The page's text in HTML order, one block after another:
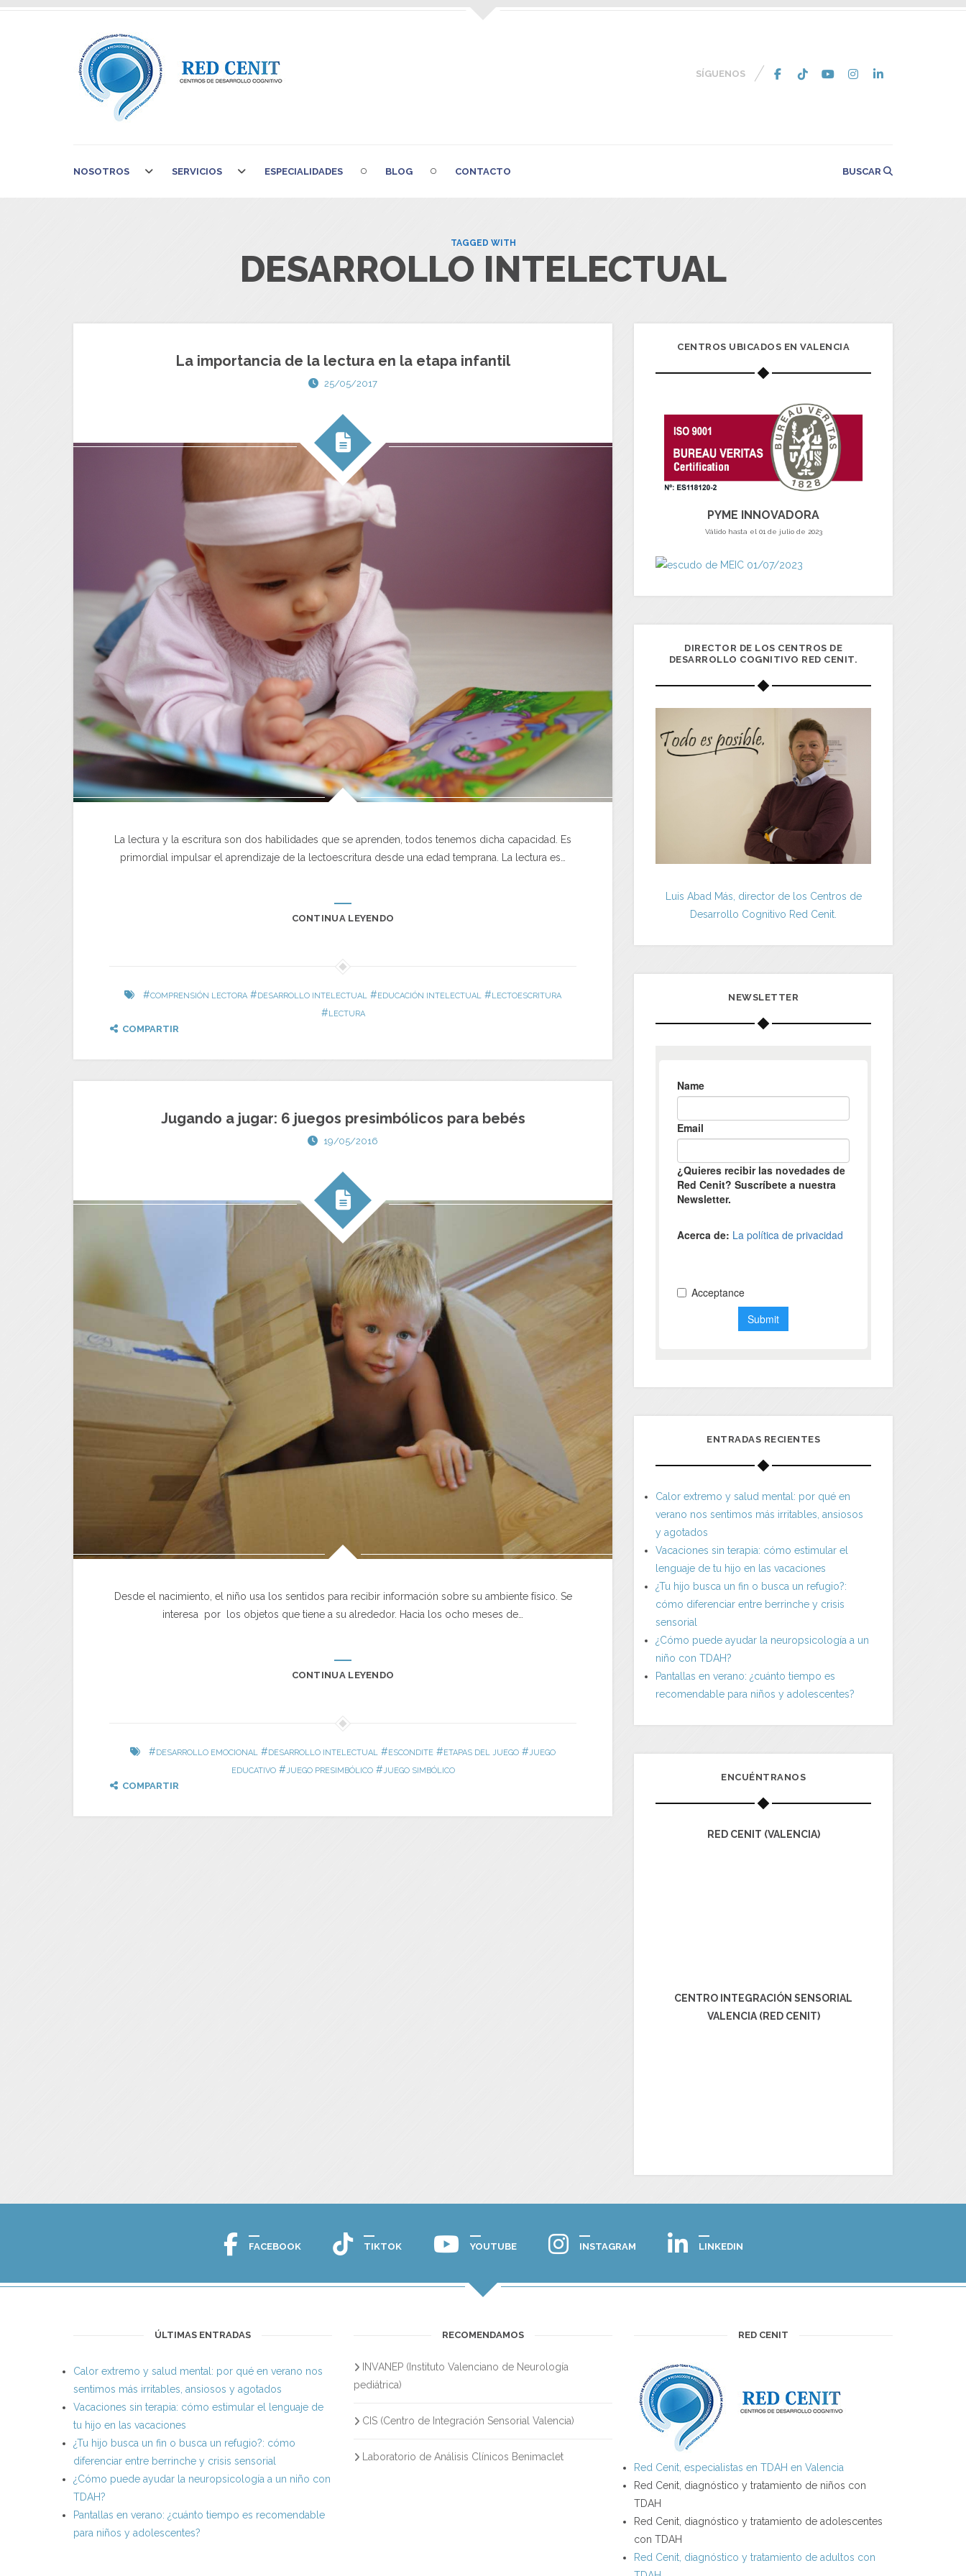
SÍGUENOS
NOSOTROS SERVICIOS ESPECIALIDADES BLOG CONTACTO BUSCAR
TAGGED WITH
DESARROLLO INTELECTUAL
La importancia de la lectura en la etapa infantil
25/05/2017
La lectura y la escritura son dos habilidades que se aprenden, todos tenemos dicha capacidad. Es
primordial impulsar el aprendizaje de la lectoescritura desde una edad temprana. La lectura es…
CONTINUA LEYENDO
#COMPRENSIÓN LECTORA # DESARROLLO INTELECTUAL # EDUCACIÓN INTELECTUAL # LECTOESCRITURA
# LECTURA
COMPARTIR
Jugando a jugar: 6 juegos presimbólicos para bebés
19/05/2016
Desde el nacimiento, el niño usa los sentidos para recibir información sobre su ambiente físico. Se
interesa por los objetos que tiene a su alrededor. Hacia los ocho meses de…
CONTINUA LEYENDO
#DESARROLLO EMOCIONAL #DESARROLLO INTELECTUAL #ESCONDITE #ETAPAS DEL JUEGO #JUEGO
EDUCATIVO#JUEGO PRESIMBÓLICO#JUEGO SIMBÓLICO
COMPARTIR
CENTROS UBICADOS EN VALENCIA
PYME INNOVADORA
Válido hasta el 01 de julio de 2023
DIRECTOR DE LOS CENTROS DE
DESARROLLO COGNITIVO RED CENIT.
Luis Abad Más, director de los Centros de
Desarrollo Cognitivo Red Cenit.
NEWSLETTER
ENTRADAS RECIENTES
Calor extremo y salud mental: por qué en
verano nos sentimos más irritables, ansiosos
y agotados
Vacaciones sin terapia: cómo estimular el
lenguaje de tu hijo en las vacaciones
¿Tu hijo busca un fin o busca un refugio?:
cómo diferenciar entre berrinche y crisis
sensorial
¿Cómo puede ayudar la neuropsicología a un
niño con TDAH?
Pantallas en verano: ¿cuánto tiempo es
recomendable para niños y adolescentes?
ENCUÉNTRANOS
RED CENIT (VALENCIA)
CENTRO INTEGRACIÓN SENSORIAL
VALENCIA (RED CENIT)
FACEBOOK TIKTOK YOUTUBE INSTAGRAM LINKEDIN
ÚLTIMAS ENTRADAS
Calor extremo y salud mental: por qué en verano nos
sentimos más irritables, ansiosos y agotados
Vacaciones sin terapia: cómo estimular el lenguaje de
tu hijo en las vacaciones
¿Tu hijo busca un fin o busca un refugio?: cómo
diferenciar entre berrinche y crisis sensorial
¿Cómo puede ayudar la neuropsicología a un niño con
TDAH?
Pantallas en verano: ¿cuánto tiempo es recomendable
para niños y adolescentes?
RECOMENDAMOS
INVANEP (Instituto Valenciano de Neurología
pediátrica)
CIS (Centro de Integración Sensorial Valencia)
Laboratorio de Análisis Clínicos Benimaclet
RED CENIT
Red Cenit, especialistas en TDAH en Valencia
Red Cenit, diagnóstico y tratamiento de niños con
TDAH
Red Cenit, diagnóstico y tratamiento de adolescentes
con TDAH
Red Cenit, diagnóstico y tratamiento de adultos con